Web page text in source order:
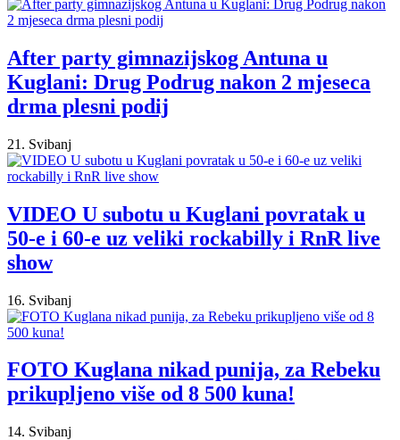
After party gimnazijskog Antuna u
Kuglani: Drug Podrug nakon 2 mjeseca
drma plesni podij
21. Svibanj
VIDEO U subotu u Kuglani povratak u
50-e i 60-e uz veliki rockabilly i RnR live
show
16. Svibanj
FOTO Kuglana nikad punija, za Rebeku
prikupljeno više od 8 500 kuna!
14. Svibanj